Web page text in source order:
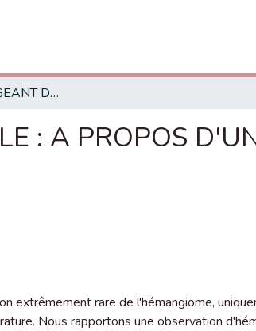
HEMANGIOME GEANT DE LA SURRENALE : A PROPOS D'UN CAS AVEC REVUE DE LA LITTERATURE.
: A PROPOS
extrêmement rare de l'hémangiome,
Nous rapportons une observation